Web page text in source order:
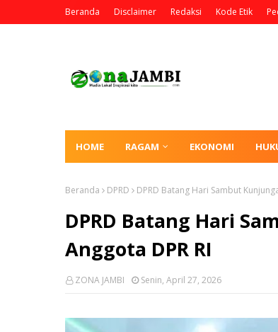
Beranda Disclaimer Redaksi Kode Etik
HOME RAGAM EKONOMI
Beranda DPRD DPRD Batang Hari Sambut
DPRD Batang Hari
Anggota DPR RI
ZONA JAMBI Senin, April 27, 2026